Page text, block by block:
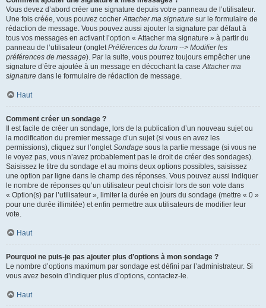
Vous devez d’abord créer une signature depuis votre panneau de l’utilisateur.
Une fois créée, vous pouvez cocherAttacher ma signature sur le formulaire de
rédaction de message. Vous pouvez aussi ajouter la signature par défaut à
tous vos messages en activant l’option « Attacher ma signature » à partir du
panneau de l’utilisateur (ongletPréférences du forum --> Modifier les
préférences de message). Par la suite, vous pourrez toujours empêcher une
signature d’être ajoutée à un message en décochant la caseAttacher ma
signature dans le formulaire de rédaction de message.
Haut
Comment créer un sondage ?
Il est facile de créer un sondage, lors de la publication d’un nouveau sujet ou
la modification du premier message d’un sujet (si vous en avez les
permissions), cliquez sur l’ongletSondage sous la partie message (si vous ne
le voyez pas, vous n’avez probablement pas le droit de créer des sondages).
Saisissez le titre du sondage et au moins deux options possibles, saisissez
une option par ligne dans le champ des réponses. Vous pouvez aussi indiquer
le nombre de réponses qu’un utilisateur peut choisir lors de son vote dans
« Option(s) par l’utilisateur », limiter la durée en jours du sondage (mettre « 0 »
pour une durée illimitée) et enfin permettre aux utilisateurs de modifier leur
vote.
Haut
Pourquoi ne puis-je pas ajouter plus d’options à mon sondage ?
Le nombre d’options maximum par sondage est défini par l’administrateur. Si
vous avez besoin d’indiquer plus d’options, contactez-le.
Haut